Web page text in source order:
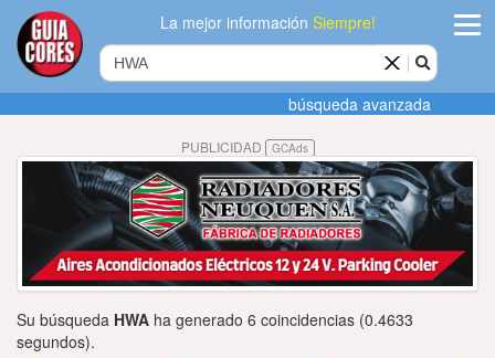
La mejor informaciónSiempre!
Agregar
empresa
Actualizar
Publicidad
búsqueda avanzada
PUBLICIDAD GCAds
Su búsqueda HWA ha generado 6 coincidencias (0.4633
segundos).